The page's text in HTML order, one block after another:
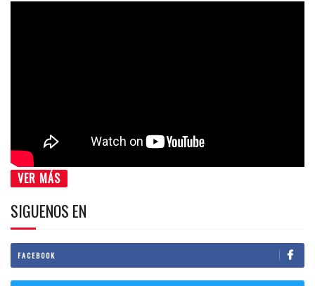
VER MÁS
SIGUENOS EN
FACEBOOK